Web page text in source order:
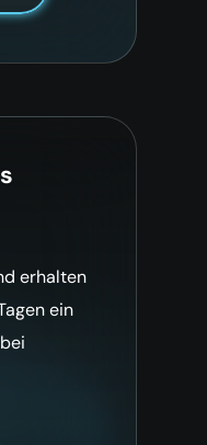
erhalten
ein